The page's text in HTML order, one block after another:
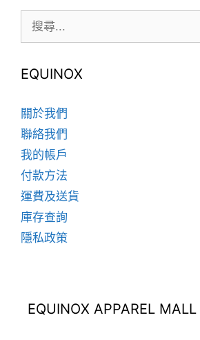
尋:
EQUINOX
關於我們
聯絡我們
我的帳戶
付款方法
運費及送貨
庫存查詢
隱私政策
EQUINOX APPAREL MALL